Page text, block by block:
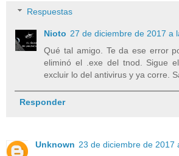
Respuestas
Nioto 27 de diciembre de 2017 a
Qué tal amigo. Te da ese error
eliminó el .exe del tnod. Sigue
excluir lo del antivirus y ya corre.
Responder
Unknown 23 de diciembre de 2017